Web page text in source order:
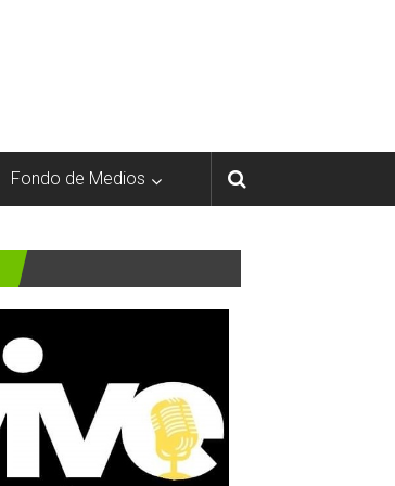
Fondo de Medios